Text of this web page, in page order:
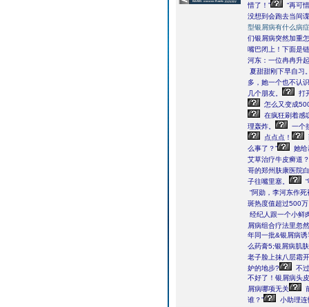
惜了！”
“再可
没想到会跑去当间
型银屑病有什么病症
们银屑病突然加重
嘴巴闭上！下面是
河东：一位冉冉升
夏甜甜刚下早自习
多，她一个也不认
几个朋友。
打
怎么又变成
在疯狂刷着感
理轰炸。
一个
点点点！
么事了？”
她给
艾草治疗牛皮癣道
哥的郑州肤康医院
子往嘴里塞。
“阿勋，李河东作
斑热度值超过500
经纪人跟一个小鲜
屑病组合疗法里忽
年同一批&银屑病
么药膏5;银屑病肌
老子脸上抹八层霜
妒的地步?
不
不好了！银屑病头
屑病哪项无关
谁？”
小助理